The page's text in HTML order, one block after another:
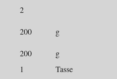
2
200 g
200
g
1
Tasse